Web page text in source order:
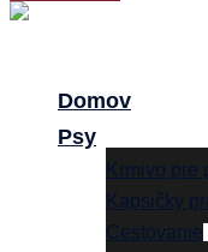
Domov
Psy
Krmivo pre
Kapsičky
Cestovanie